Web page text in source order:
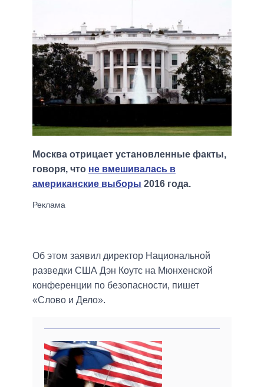
Москва отрицает установленные факты,
говоря, что не вмешивалась в
американские выборы 2016 года.
Об этом заявил директор Национальной
разведки США Дэн Коутс на Мюнхенской
конференции по безопасности, пишет
«Слово и Дело».